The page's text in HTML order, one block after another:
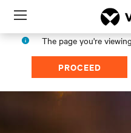
Menu
The page you're
PROCEED